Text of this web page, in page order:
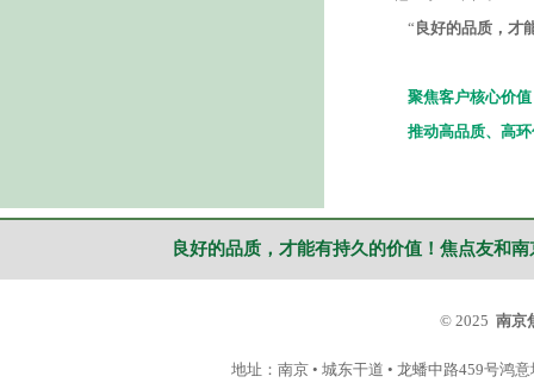
“ 良好的品质，才
聚焦客户核心价
推动高品质、高
良好的品质，才能有持久的价值！焦点友和
© 2025 南京
地址：南京 • 城东干道 • 龙蟠中路459号鸿